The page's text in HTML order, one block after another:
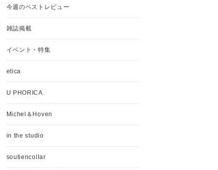
今週のベストレビュー
雑誌掲載
イベント・特集
etica
U PHORICA
Michel＆Hoven
in the studio
soutiencollar